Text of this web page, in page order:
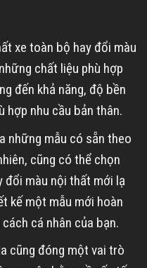
xe toàn bộ hay đổi màu
chất liệu phù hợp
đến khả năng, độ bền
hợp nhu cầu bản thân.
những mẫu có sẵn theo
cũng có thể chọn
đổi màu nội thất mới lạ
kế một mẫu mới hoàn
cá nhân của bạn.
cũng đóng một vai trò